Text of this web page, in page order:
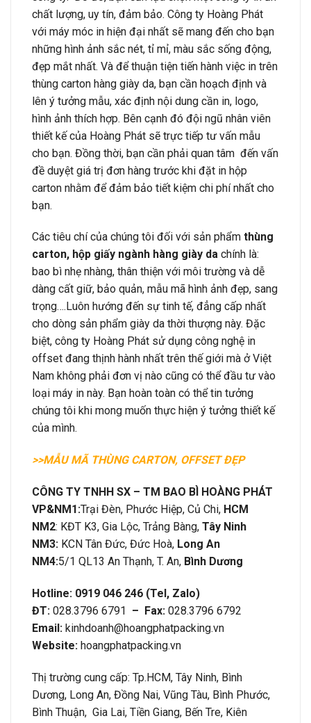
chất lượng, uy tín, đảm bảo. Công ty Hoàng Phát
với máy móc in hiện đại nhất sẽ mang đến cho bạn
những hình ảnh sắc nét, tỉ mỉ, màu sắc sống động,
đẹp mắt nhất. Và để thuận tiện tiến hành việc in trên
thùng carton hàng giày da, bạn cần hoạch định và
lên ý tưởng mẫu, xác định nội dung cần in, logo,
hình ảnh thích hợp. Bên cạnh đó đội ngũ nhân viên
thiết kế của Hoàng Phát sẽ trực tiếp tư vấn mẫu
cho bạn. Đồng thời, bạn cần phải quan tâm đến vấn
đề duyệt giá trị đơn hàng trước khi đặt in hộp
carton nhằm để đảm bảo tiết kiệm chi phí nhất cho
bạn.
Các tiêu chí của chúng tôi đối với sản phẩm thùng
carton, hộp giấy ngành hàng giày da chính là:
bao bì nhẹ nhàng, thân thiện với môi trường và dễ
dàng cất giữ, bảo quản, mẫu mã hình ảnh đẹp, sang
trọng….Luôn hướng đến sự tinh tế, đẳng cấp nhất
cho dòng sản phẩm giày da thời thượng này. Đặc
biệt, công ty Hoàng Phát sử dụng công nghệ in
offset đang thịnh hành nhất trên thế giới mà ở Việt
Nam không phải đơn vị nào cũng có thể đầu tư vào
loại máy in này. Bạn hoàn toàn có thể tin tưởng
chúng tôi khi mong muốn thực hiện ý tưởng thiết kế
của mình.
>>MẪU MÃ THÙNG CARTON, OFFSET ĐẸP
CÔNG TY TNHH SX – TM BAO BÌ HOÀNG PHÁT
VP&NM1:Trại Đèn, Phước Hiệp, Củ Chi, HCM
NM2: KĐT K3, Gia Lộc, Trảng Bàng, Tây Ninh
NM3: KCN Tân Đức, Đức Hoà, Long An
NM4:5/1 QL13 An Thạnh, T. An, Bình Dương
Hotline: 0919 046 246 (Tel, Zalo)
ĐT: 028.3796 6791 – Fax: 028.3796 6792
Email: kinhdoanh@hoangphatpacking.vn
Website: hoangphatpacking.vn
Thị trường cung cấp: Tp.HCM, Tây Ninh, Bình
Dương, Long An, Đồng Nai, Vũng Tàu, Bình Phước,
Bình Thuận, Gia Lai, Tiền Giang, Bến Tre, Kiên